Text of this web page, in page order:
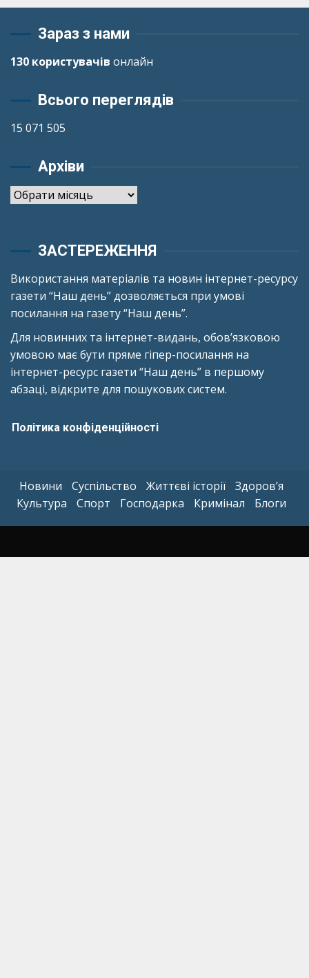
Зараз з нами
130 користувачів онлайн
Всього переглядів
15 071 505
Архіви
Архіви
ЗАСТЕРЕЖЕННЯ
Використання матеріалів та новин інтернет-ресурсу
газети “Наш день” дозволяється при умові
посилання на газету “Наш день”.
Для новинних та інтернет-видань, обов’язковою
умовою має бути пряме гіпер-посилання на
інтернет-ресурс газети “Наш день” в першому
абзаці, відкрите для пошукових систем.
Політика конфіденційності
Новини Суспільство Життєві історії
Здоров’я
Культура
Спорт Господарка Кримінал Блоги